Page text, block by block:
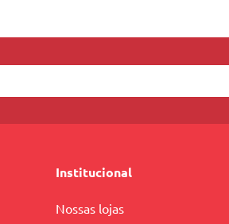
Institucional
Nossas lojas